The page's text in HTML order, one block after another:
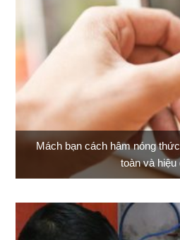
Mách bạn cách hâm nóng
toàn và hiệu